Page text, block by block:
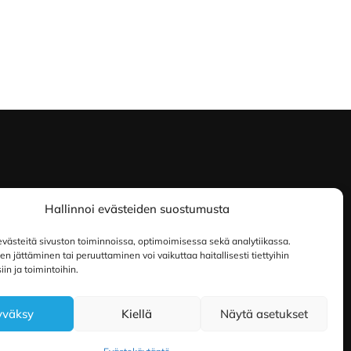
Hallinnoi evästeiden suostumusta
sivuston toiminnoissa, optimoimisessa sekä analytiikassa.
jättäminen tai peruuttaminen voi vaikuttaa haitallisesti tiettyihin
ja toimintoihin.
Kiellä Näytä asetukset